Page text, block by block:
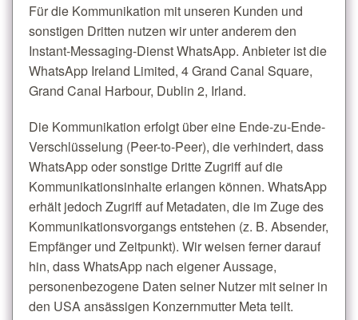
Für die Kommunikation mit unseren Kunden und
sonstigen Dritten nutzen wir unter anderem den
Instant-Messaging-Dienst WhatsApp. Anbieter ist die
WhatsApp Ireland Limited, 4 Grand Canal Square,
Grand Canal Harbour, Dublin 2, Irland.
Die Kommunikation erfolgt über eine Ende-zu-Ende-
Verschlüsselung (Peer-to-Peer), die verhindert, dass
WhatsApp oder sonstige Dritte Zugriff auf die
Kommunikationsinhalte erlangen können. WhatsApp
erhält jedoch Zugriff auf Metadaten, die im Zuge des
Kommunikationsvorgangs entstehen (z. B. Absender,
Empfänger und Zeitpunkt). Wir weisen ferner darauf
hin, dass WhatsApp nach eigener Aussage,
personenbezogene Daten seiner Nutzer mit seiner in
den USA ansässigen Konzernmutter Meta teilt.